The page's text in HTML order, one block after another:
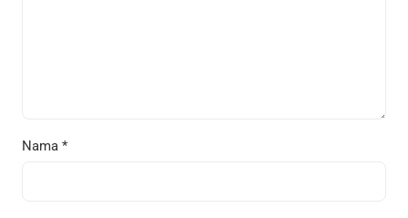
Nama *